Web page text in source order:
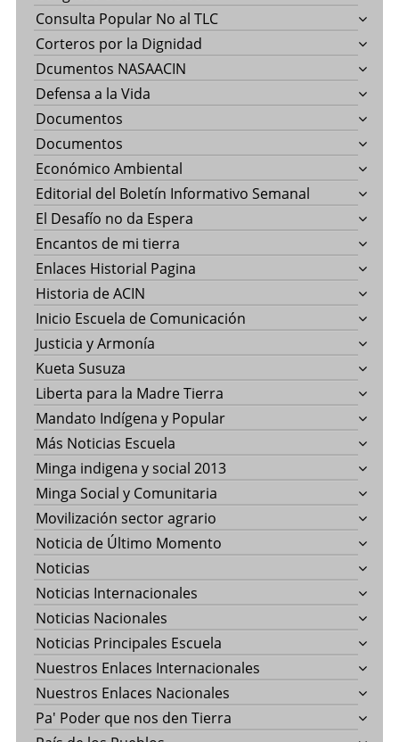
Consulta Popular No al TLC
Corteros por la Dignidad
Dcumentos NASAACIN
Defensa a la Vida
Documentos
Documentos
Económico Ambiental
Editorial del Boletín Informativo Semanal
El Desafío no da Espera
Encantos de mi tierra
Enlaces Historial Pagina
Historia de ACIN
Inicio Escuela de Comunicación
Justicia y Armonía
Kueta Susuza
Liberta para la Madre Tierra
Mandato Indígena y Popular
Más Noticias Escuela
Minga indigena y social 2013
Minga Social y Comunitaria
Movilización sector agrario
Noticia de Último Momento
Noticias
Noticias Internacionales
Noticias Nacionales
Noticias Principales Escuela
Nuestros Enlaces Internacionales
Nuestros Enlaces Nacionales
Pa' Poder que nos den Tierra